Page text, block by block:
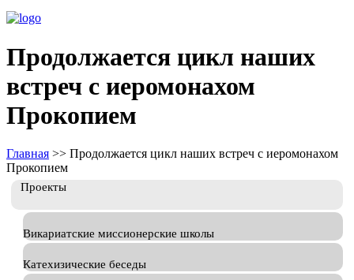
Продолжается цикл наших
встреч с иеромонахом
Прокопием
Главная >> Продолжается цикл наших встреч с иеромонахом
Прокопием
Проекты
Викариатские миссионерские школы
Катехизические беседы